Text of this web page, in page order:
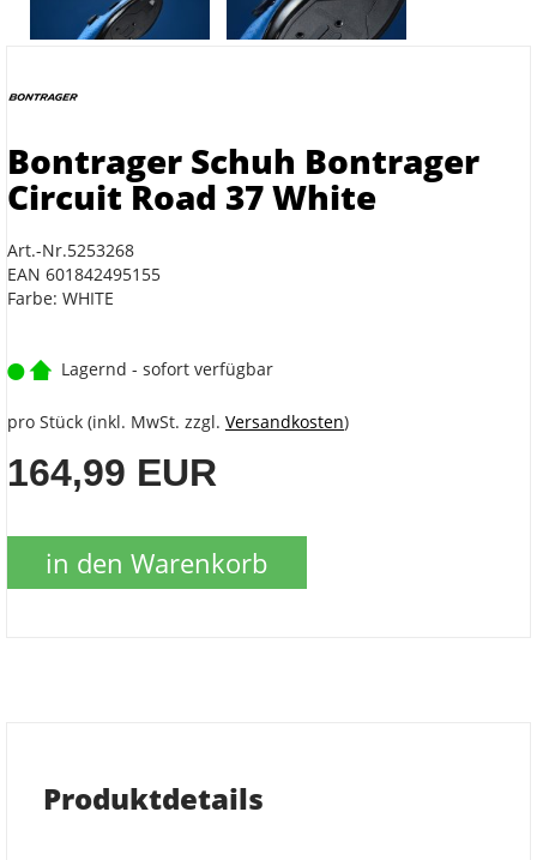
Bontrager Schuh Bontrager
Circuit Road 37 White
Art.-Nr.5253268
EAN 601842495155
Farbe: WHITE
Lagernd - sofort verfügbar
pro Stück (inkl. MwSt. zzgl. Versandkosten)
164,99 EUR
in den Warenkorb
Produktdetails